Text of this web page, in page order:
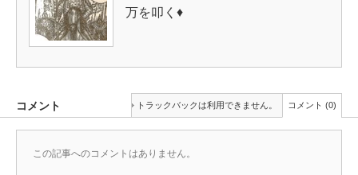
万を叩く♦
コメント トラックバックは利用できません。 コメント (0)
この記事へのコメントはありません。